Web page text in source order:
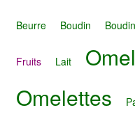
Beurre Boudin
Fruits Lait
Omelettes